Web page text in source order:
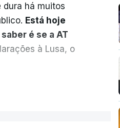
dura há muitos
Está hoje
é se a AT
à Lusa, o